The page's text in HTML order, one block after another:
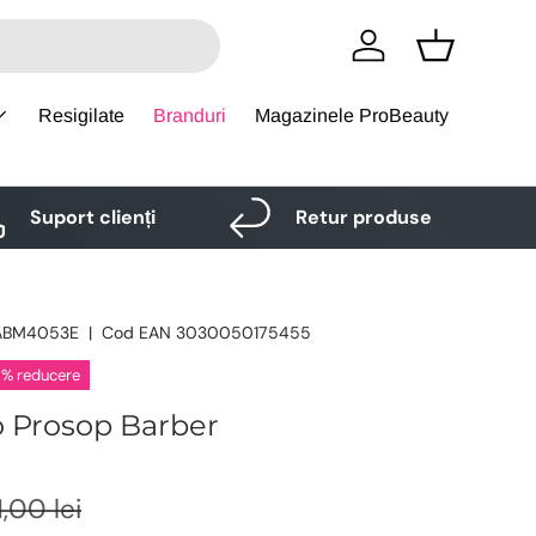
Logare Cos
Resigilate Branduri Magazinele ProBeauty
Suport clienți Retur produse
| Cod EAN 3030050175455
reducere
Prosop Barber
lei